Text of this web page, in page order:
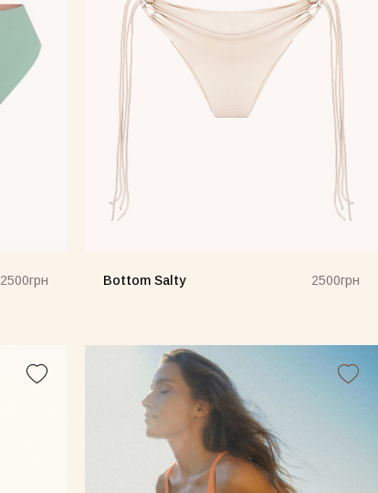
2500грн Bottom Salty 2500грн